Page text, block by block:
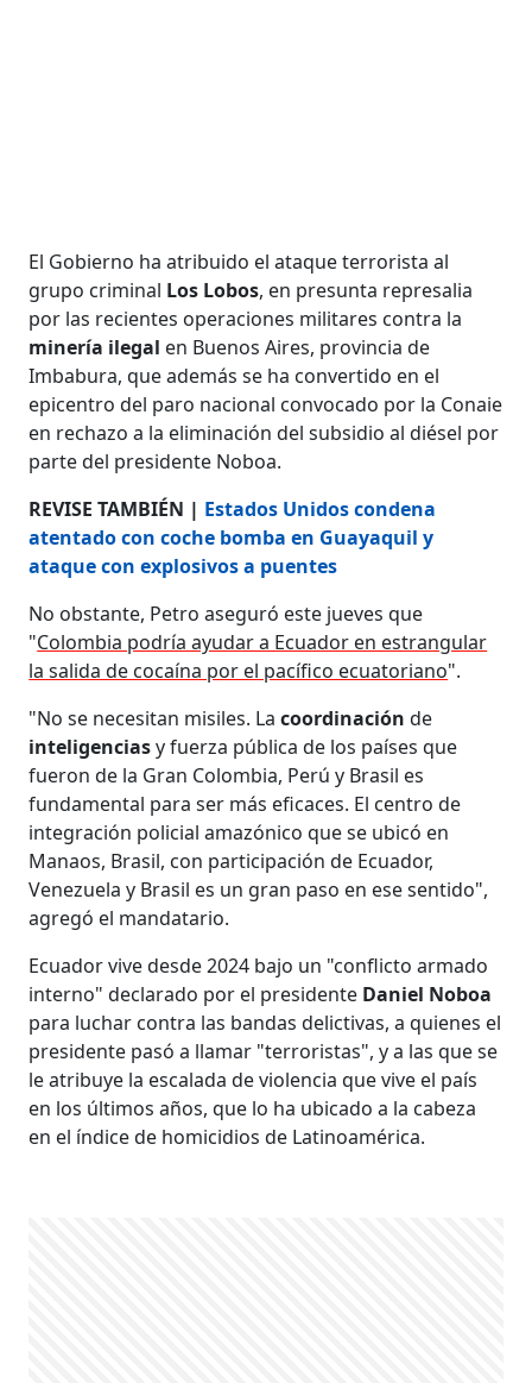
El Gobierno ha atribuido el ataque terrorista al
grupo criminal Los Lobos, en presunta represalia
por las recientes operaciones militares contra la
minería ilegal en Buenos Aires, provincia de
Imbabura, que además se ha convertido en el
epicentro del paro nacional convocado por la Conaie
en rechazo a la eliminación del subsidio al diésel por
parte del presidente Noboa.
REVISE TAMBIÉN | Estados Unidos condena
atentado con coche bomba en Guayaquil y
ataque con explosivos a puentes
No obstante, Petro aseguró este jueves que
"Colombia podría ayudar a Ecuador en estrangular
la salida de cocaína por el pacífico ecuatoriano".
"No se necesitan misiles. Lacoordinaciónde
inteligenciasy fuerza pública de los países que
fueron de la Gran Colombia, Perú y Brasil es
fundamental para ser más eficaces. El centro de
integración policial amazónico que se ubicó en
Manaos, Brasil, con participación de Ecuador,
Venezuela y Brasil es un gran paso en ese sentido",
agregó el mandatario.
Ecuador vive desde 2024 bajo un "conflicto armado
interno" declarado por el presidente Daniel Noboa
para luchar contra las bandas delictivas, a quienes el
presidente pasó a llamar "terroristas", y a las que se
le atribuye la escalada de violencia que vive el país
en los últimos años, que lo ha ubicado a la cabeza
en el índice de homicidios de Latinoamérica.